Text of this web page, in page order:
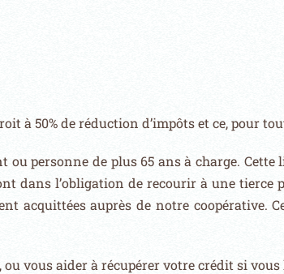
à 50% de réduction d’impôts et ce, pour
ou personne de plus 65 ans à charge. Cette
dans l’obligation de recourir à une tierce
acquittées auprès de notre coopérative.
ou vousaider à récupérer votre crédit si vous